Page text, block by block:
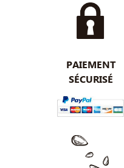
PAIEMENT
SÉCURISÉ